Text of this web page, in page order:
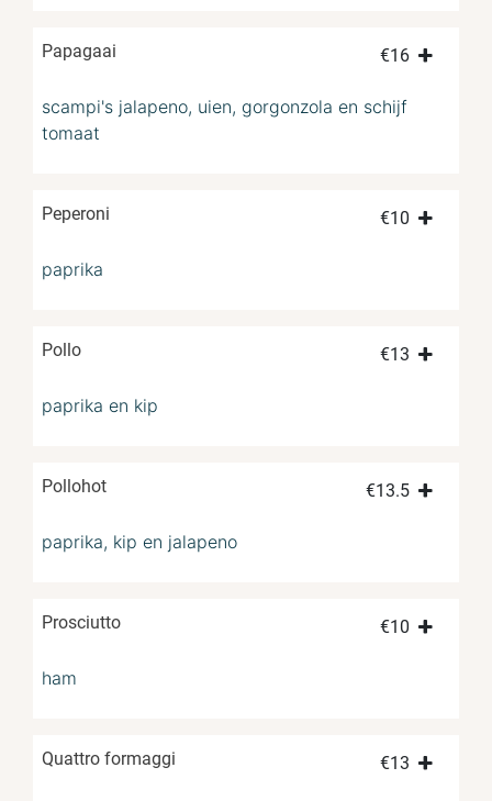
Papagaai €16
scampi's jalapeno, uien, gorgonzola en schijf
tomaat
Peperoni €10
paprika
Pollo €13
paprika en kip
Pollohot €13.5
paprika, kip en jalapeno
Prosciutto €10
ham
Quattro formaggi €13